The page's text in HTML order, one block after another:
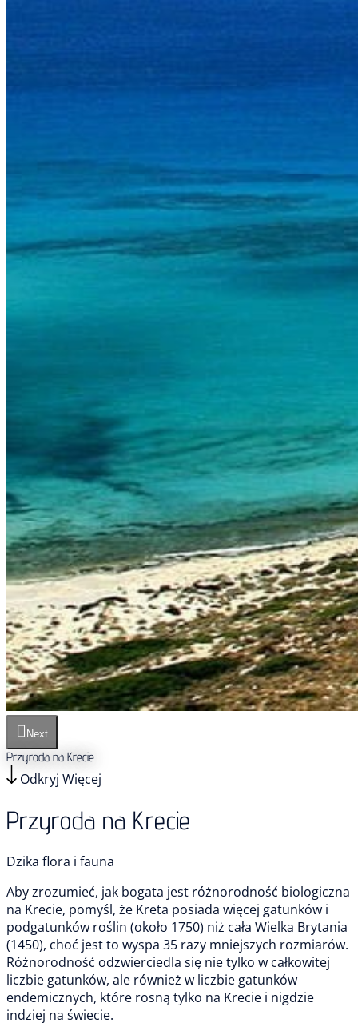
Next
Przyroda na Krecie
Odkryj Więcej
Przyroda na Krecie
Dzika flora i fauna
Aby zrozumieć, jak bogata jest różnorodność biologiczna
na Krecie, pomyśl, że Kreta posiada więcej gatunków i
podgatunków roślin (około 1750) niż cała Wielka Brytania
(1450), choć jest to wyspa 35 razy mniejszych rozmiarów.
Różnorodność odzwierciedla się nie tylko w całkowitej
liczbie gatunków, ale również w liczbie gatunków
endemicznych, które rosną tylko na Krecie i nigdzie
indziej na świecie.